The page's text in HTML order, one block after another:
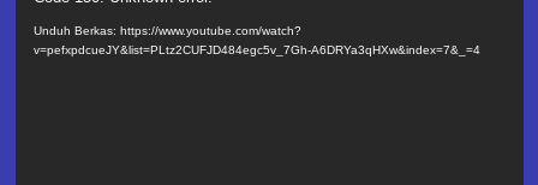
Video
Unduh Berkas: https://www.youtube.com/watch?
v=pefxpdcueJY&list=PLtz2CUFJD484egc5v_7Gh-A6DRYa3qHXw&index=7&_=4